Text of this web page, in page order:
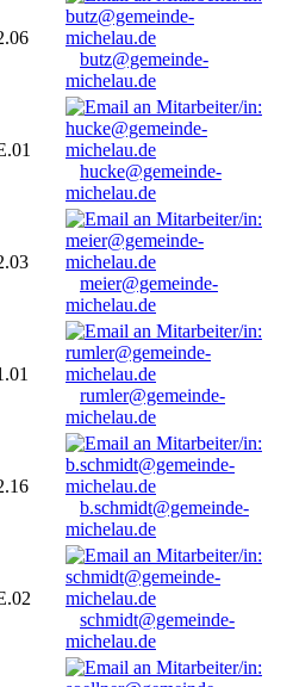
butz@gemeinde-
michelau.de
hucke@gemeinde-
michelau.de
meier@gemeinde-
michelau.de
rumler@gemeinde-
michelau.de
b.schmidt@gemeinde-
michelau.de
schmidt@gemeinde-
michelau.de